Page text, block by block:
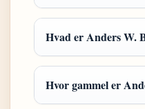
Hvad er Anders W.
Hvor gammel er